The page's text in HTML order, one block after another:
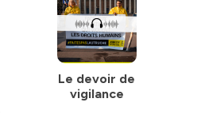
Le devoir de
vigilance